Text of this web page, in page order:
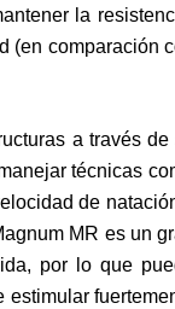
la
(en comparación
a través de
técnicas
de
MR es un
por lo que
estimular